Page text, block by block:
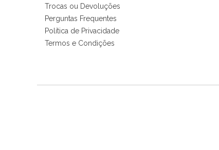
Tudo chegou em condições, pois os produtos
padrão e cores muito bonitas e a execução
Trocas ou Devoluções
Perguntas Frequentes
Política de Privacidade
Termos e Condições